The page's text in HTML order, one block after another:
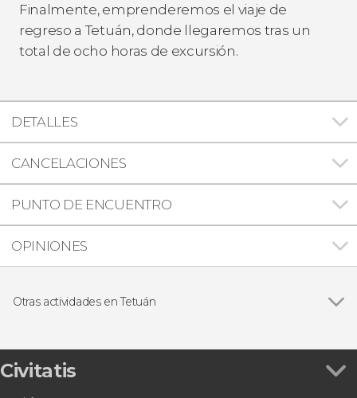
Finalmente, emprenderemos el viaje de
regreso a Tetuán, donde llegaremos tras un
total de ocho horas de excursión.
DETALLES
CANCELACIONES
PUNTO DE ENCUENTRO
OPINIONES
Otras actividades en Tetuán
Tour privado por Tetuán
Civitatis